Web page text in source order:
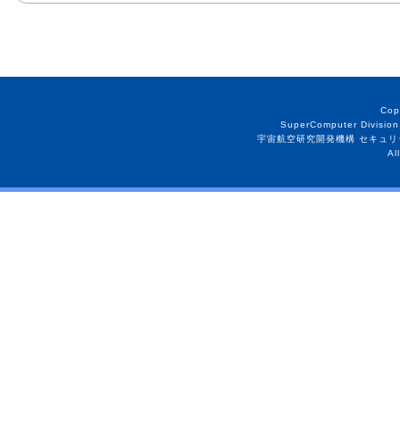
SuperComputer
宇宙航空研究開発機構 セキュ